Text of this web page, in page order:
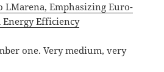
LMare­na, Empha­si­zing Euro­
Ener­gy Efficiency
one. Very medi­um, very